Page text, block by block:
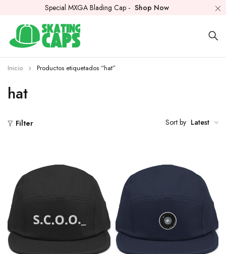
Special MXGA Blading Cap - Shop Now
hat
Inicio Productos etiquetados “hat”
Filter Sort by Latest